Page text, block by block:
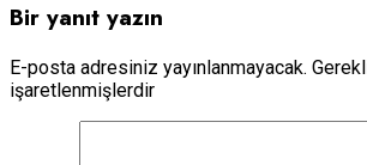
Bir yanıt yazın
E-posta adresiniz yayınlanmayacak.
işaretlenmişlerdir